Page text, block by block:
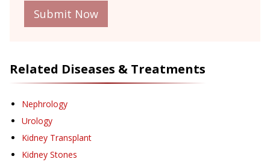
Submit Now
Related Diseases & Treatments
Nephrology
Urology
Kidney Transplant
Kidney Stones